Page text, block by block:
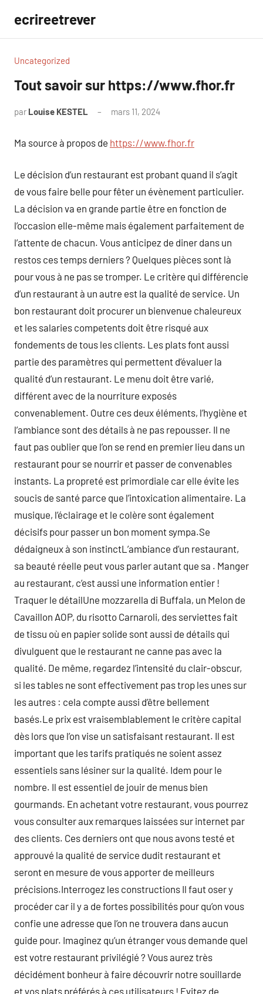
contenu
ecrireetrever
Uncategorized
Tout savoir sur https://www.fhor.fr
par Louise KESTEL mars 11, 2024
Ma source à propos de https://www.fhor.fr
Le décision d’un restaurant est probant quand il s’agit
de vous faire belle pour fêter un évènement particulier.
La décision va en grande partie être en fonction de
l’occasion elle-même mais également parfaitement de
l’attente de chacun. Vous anticipez de diner dans un
restos ces temps derniers ? Quelques pièces sont là
pour vous à ne pas se tromper. Le critère qui différencie
d’un restaurant à un autre est la qualité de service. Un
bon restaurant doit procurer un bienvenue chaleureux
et les salaries competents doit être risqué aux
fondements de tous les clients. Les plats font aussi
partie des paramètres qui permettent d’évaluer la
qualité d’un restaurant. Le menu doit être varié,
différent avec de la nourriture exposés
convenablement. Outre ces deux éléments, l’hygiène et
l’ambiance sont des détails à ne pas repousser. Il ne
faut pas oublier que l’on se rend en premier lieu dans un
restaurant pour se nourrir et passer de convenables
instants. La propreté est primordiale car elle évite les
soucis de santé parce que l’intoxication alimentaire. La
musique, l’éclairage et le colère sont également
décisifs pour passer un bon moment sympa.Se
dédaigneux à son instinctL’ambiance d’un restaurant,
sa beauté réelle peut vous parler autant que sa . Manger
au restaurant, c’est aussi une information entier !
Traquer le détailUne mozzarella di Buffala, un Melon de
Cavaillon AOP, du risotto Carnaroli, des serviettes fait
de tissu où en papier solide sont aussi de détails qui
divulguent que le restaurant ne canne pas avec la
qualité. De même, regardez l’intensité du clair-obscur,
si les tables ne sont effectivement pas trop les unes sur
les autres : cela compte aussi d’être bellement
basés.Le prix est vraisemblablement le critère capital
dès lors que l’on vise un satisfaisant restaurant. Il est
important que les tarifs pratiqués ne soient assez
essentiels sans lésiner sur la qualité. Idem pour le
nombre. Il est essentiel de jouir de menus bien
gourmands. En achetant votre restaurant, vous pourrez
vous consulter aux remarques laissées sur internet par
des clients. Ces derniers ont que nous avons testé et
approuvé la qualité de service dudit restaurant et
seront en mesure de vous apporter de meilleurs
précisions.Interrogez les constructions Il faut oser y
procéder car il y a de fortes possibilités pour qu’on vous
confie une adresse que l’on ne trouvera dans aucun
guide pour. Imaginez qu’un étranger vous demande quel
est votre restaurant privilégié ? Vous aurez très
décidément bonheur à faire découvrir notre souillarde
et vos plats préférés à ces utilisateurs ! Evitez de